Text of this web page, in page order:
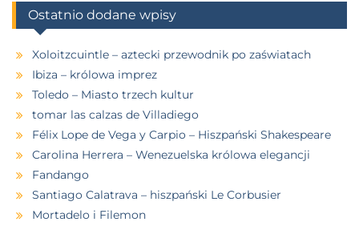
Ostatnio dodane wpisy
Xoloitzcuintle – aztecki przewodnik po zaświatach
Ibiza – królowa imprez
Toledo – Miasto trzech kultur
tomar las calzas de Villadiego
Félix Lope de Vega y Carpio – Hiszpański Shakespeare
Carolina Herrera – Wenezuelska królowa elegancji
Fandango
Santiago Calatrava – hiszpański Le Corbusier
Mortadelo i Filemon